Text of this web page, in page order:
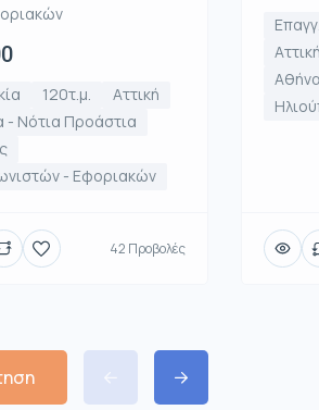
120τ.μ.
Αττική
- Νότια Προάστια
- Εφοριακών
42 Προβολές